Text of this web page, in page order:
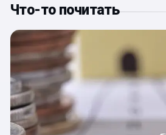
Что-то почитать